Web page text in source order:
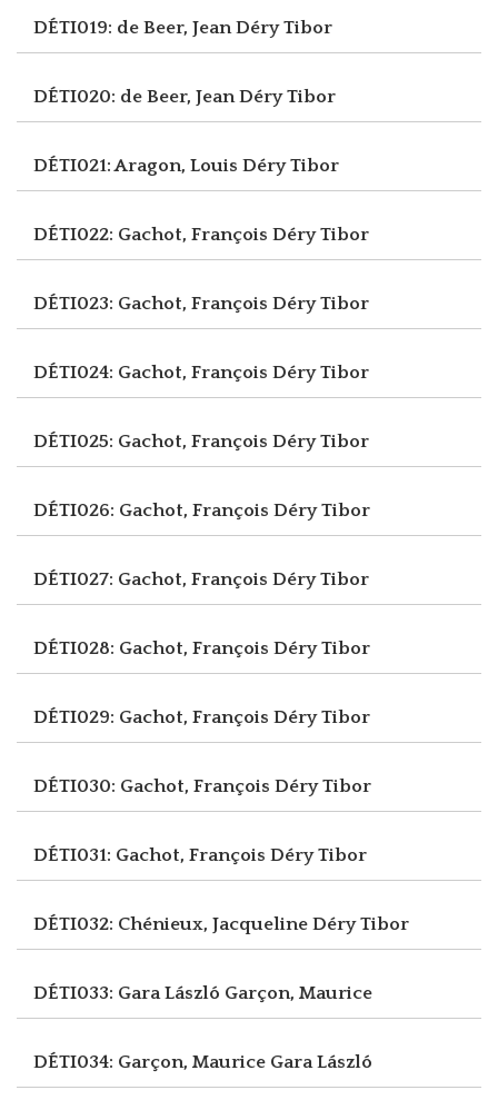
DÉTI019: de Beer, JeanDéry Tibor
DÉTI020: de Beer, JeanDéry Tibor
DÉTI021: Aragon, Louis Déry Tibor
DÉTI022: Gachot, François Déry Tibor
DÉTI023: Gachot, François Déry Tibor
DÉTI024: Gachot, François Déry Tibor
DÉTI025: Gachot, François Déry Tibor
DÉTI026: Gachot, François Déry Tibor
DÉTI027: Gachot, François Déry Tibor
DÉTI028: Gachot, François Déry Tibor
DÉTI029: Gachot, François Déry Tibor
DÉTI030: Gachot, François Déry Tibor
DÉTI031: Gachot, François Déry Tibor
DÉTI032: Chénieux, Jacqueline Déry Tibor
DÉTI033: Gara László Garçon, Maurice
DÉTI034: Garçon, Maurice Gara László